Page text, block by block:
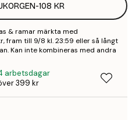
-108 KR
& ramar märkta med
fram till 9/8 kl. 23:59 eller så långt
Kan inte kombineras med andra
arbetsdagar
399 kr